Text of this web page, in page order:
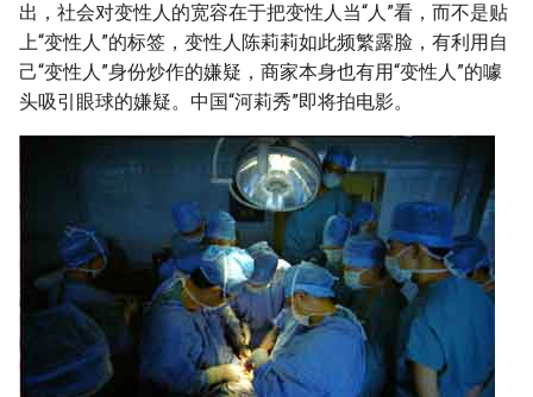
出，社会对变性人的宽容在于把变性人当“人”看，而不是贴
上“变性人”的标签，变性人陈莉莉如此频繁露脸，有利用自
己“变性人”身份炒作的嫌疑，商家本身也有用“变性人”的噱
头吸引眼球的嫌疑。中国“河莉秀”即将拍电影。